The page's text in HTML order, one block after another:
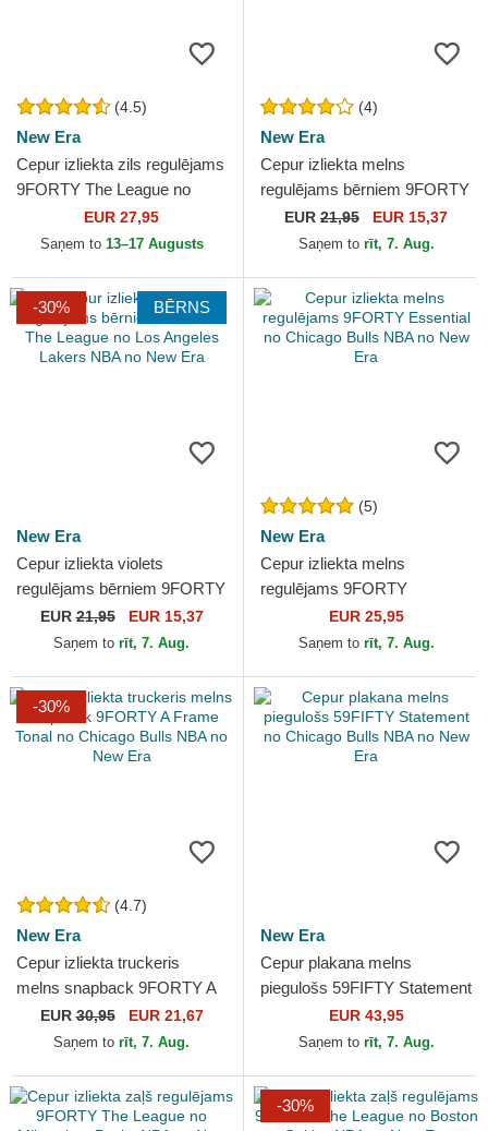
(4.5)
New Era
Cepur izliekta zils regulējams
9FORTY The League no
New York Knicks NBA no
New Era
EUR 27,95
Saņem to 13–17 Augusts
(4)
New Era
Cepur izliekta melns
regulējams bērniem 9FORTY
The League no Chicago Bulls
NBA no New Era
EUR 21,95 EUR 15,37
Saņem to rīt, 7. Aug.
-30% BĒRNS
New Era
Cepur izliekta violets
regulējams bērniem 9FORTY
The League no Los Angeles
Lakers NBA no New Era
EUR21,95 EUR 15,37
Saņem to rīt, 7. Aug.
(5)
New Era
Cepur izliekta melns
regulējams 9FORTY
Essential no Chicago Bulls
NBA no New Era
EUR 25,95
Saņem to rīt, 7. Aug.
-30%
(4.7)
New Era
Cepur izliekta truckeris
melns snapback 9FORTY A
Frame Tonal no Chicago
Bulls NBA no New Era
EUR30,95 EUR 21,67
Saņem to rīt, 7. Aug.
New Era
Cepur plakana melns
piegulošs 59FIFTY Statement
no Chicago Bulls NBA no
New Era
EUR 43,95
Saņem to rīt, 7. Aug.
-30%